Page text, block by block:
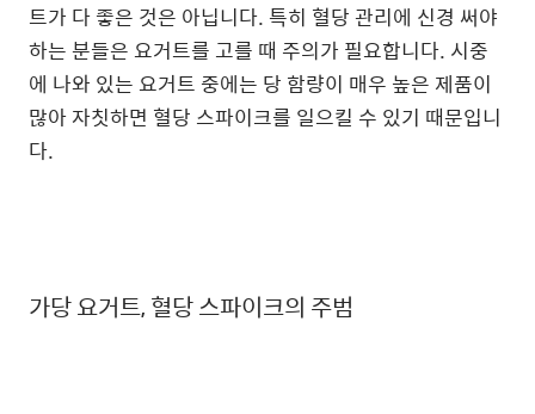
트가 다 좋은 것은 아닙니다. 특히 혈당 관리에 신경 써야
하는 분들은 요거트를 고를 때 주의가 필요합니다. 시중
에 나와 있는 요거트 중에는 당 함량이 매우 높은 제품이
많아 자칫하면 혈당 스파이크를 일으킬 수 있기 때문입니
다.
가당 요거트, 혈당 스파이크의 주범